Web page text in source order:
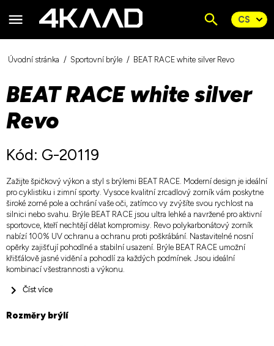
Úvodní stránka Sportovní brýle BEAT RACE white silver Revo
BEAT RACE white silver
Revo
Kód: G-20119
Zažijte špičkový výkon a styl s brýlemi BEAT RACE. Moderní design je ideální
pro cyklistiku i zimní sporty. Vysoce kvalitní zrcadlový zorník vám poskytne
široké zorné pole a ochrání vaše oči, zatímco vy zvýšíte svou rychlost na
silnici nebo svahu. Brýle BEAT RACE jsou ultra lehké a navržené pro aktivní
sportovce, kteří nechtějí dělat kompromisy. Revo polykarbonátový zorník
nabízí 100% UV ochranu a ochranu proti poškrábání. Nastavitelné nosní
opěrky zajišťují pohodlné a stabilní usazení. Brýle BEAT RACE umožní
křišťálově jasné vidění a pohodlí za každých podmínek. Jsou ideální
kombinací všestrannosti a výkonu.
Číst více
Rozměry brýlí